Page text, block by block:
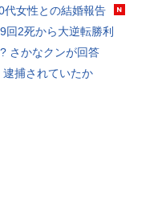
代女性との結婚報告
回2死から大逆転勝利
さかなクンが回答
捕されていたか